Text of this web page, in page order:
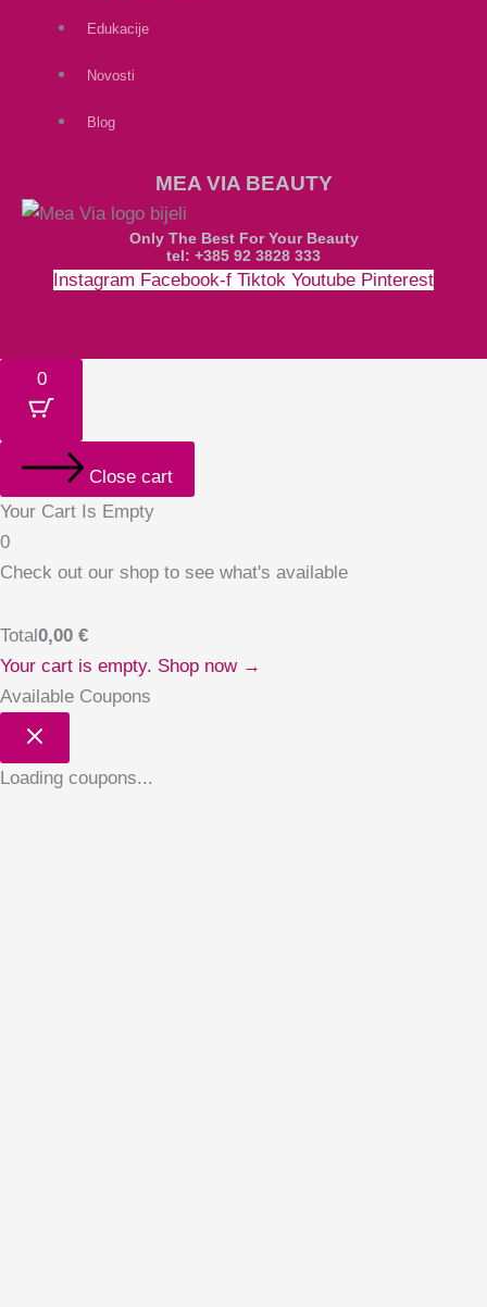
Edukacije
Novosti
Blog
MEA VIA BEAUTY
Only The Best For Your Beauty
tel: +385 92 3828 333
Instagram Facebook-f Tiktok Youtube Pinterest
0
Close cart
Your Cart Is Empty
0
Check out our shop to see what's available
Total0,00 €
Your cart is empty. Shop now →
Available Coupons
Loading coupons...